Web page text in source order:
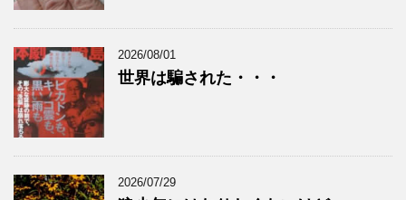
2026/08/01
世界は騙された・・・
2026/07/29